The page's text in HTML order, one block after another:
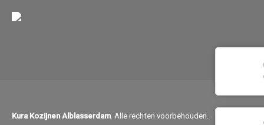
Kura Kozijnen Alblasserdam. Alle rechten voorbehouden.